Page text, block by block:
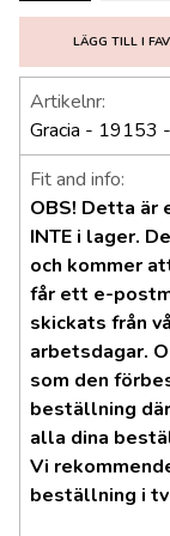
LÄGG TILL I
Artikelnr:
Gracia - 19153
Fit and info:
OBS! Detta är
INTE i lager.
och kommer
får ett e-
skickats från
arbetsdagar.
som den
beställning
alla dina
Vi
beställning i